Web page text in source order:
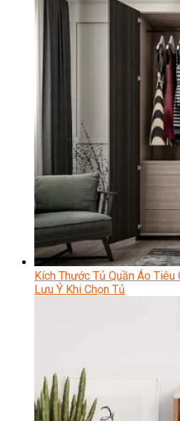
Kích Thước Tủ Quần Áo
Lưu Ý Khi Chọn Tủ